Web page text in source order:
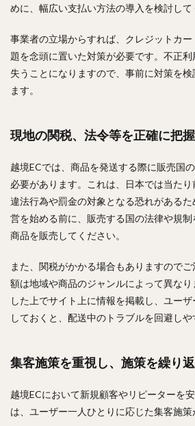
めに、幅広い支払い方法の導入を検討して
事業者の立場からすれば、クレジットカ
題を念頭に置いた対策が必要です。不正
失うことになりますので、事前に対策を
ます。
現地の関税、法令等を正確に把握
越境ECでは、商品を発送する際に販売国
必要があります。これは、日本では当た
違法行為や罰金の対象となる恐れがある
営を始める前に、販売する国の法律や規
商品を販売してください。
また、関税がかかる場合もありますので
額は地域や商品のジャンルによって異な
した上でサイト上に情報を掲載し、ユー
しておくと、配送中のトラブルを回避しや
集客施策を重視し、施策を繰り
越境ECにおいて新規顧客やリピーターを
は、ユーザー一人ひとりに応じた集客施策